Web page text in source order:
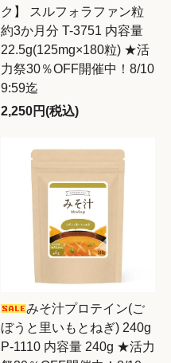
ク】 スルフォラファン粒
約3か月分 T-3751 内容量
22.5g(125mg×180粒) ★活
力祭30％OFF開催中！8/10
9:59迄
2,250円(税込)
みそ汁プロテイン(ご
ぼうと里いもとねぎ) 240g
P-1110 内容量 240g ★活力